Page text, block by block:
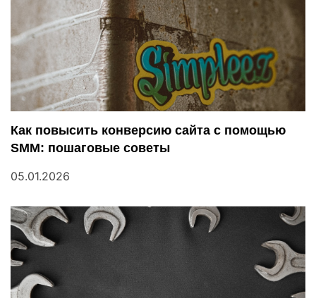
с
я
м
Как повысить конверсию сайта с помощью
SMM: пошаговые советы
05.01.2026